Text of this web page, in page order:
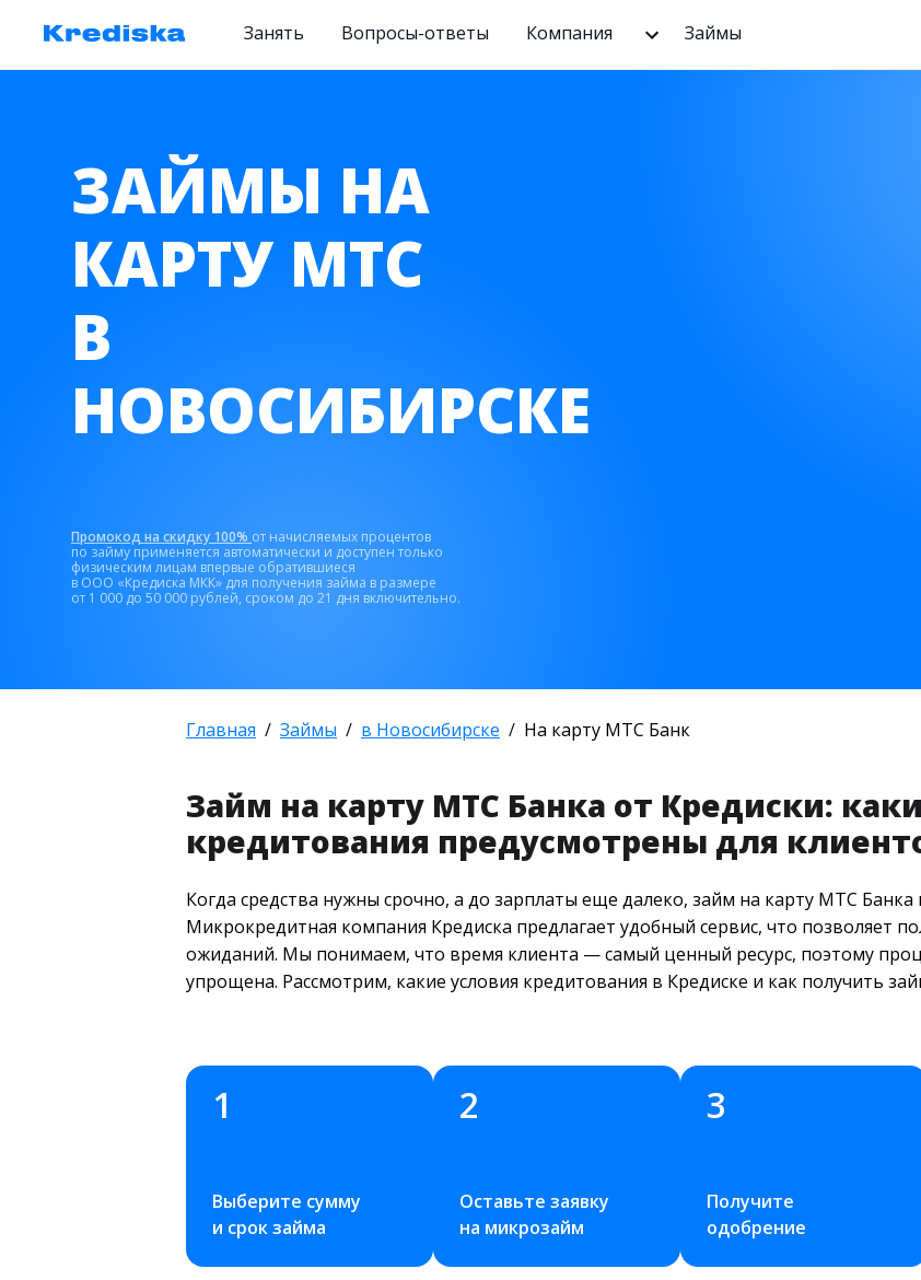
Занять Вопросы-ответы Компания Займы
ЗАЙМЫ НА
КАРТУ МТС
В
НОВОСИБИРСКЕ
Промокод на скидку 100% от начисляемых процентов
по займу применяется автоматически и доступен только
физическим лицам впервые обратившиеся
в ООО «Кредиска МКК» для получения займа в размере
от 1 000 до 50 000 рублей, сроком до 21 дня включительно.
Главная Займы в Новосибирске На карту МТС Банк
Займ на карту МТС Банка от Кредиски:
кредитования предусмотрены для
Когда средства нужны срочно, а до зарплаты еще далеко, займ на карту МТС
Микрокредитная компания Кредиска предлагает удобный сервис, что позволяет
ожиданий. Мы понимаем, что время клиента — самый ценный ресурс, поэтому
упрощена. Рассмотрим, какие условия кредитования в Кредиске и как получить
1
Выберите сумму
и срок займа
2
Оставьте заявку
на микрозайм
3
Получите
одобрение